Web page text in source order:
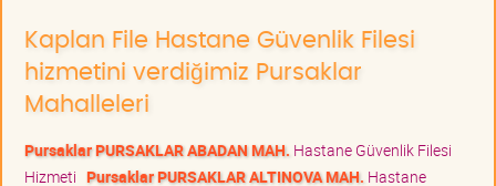
Kaplan File Hastane Güvenlik Filesi
hizmetini verdiğimiz Pursaklar
Mahalleleri
Pursaklar PURSAKLAR ABADAN MAH. Hastane Güvenlik Filesi
Hizmeti Pursaklar PURSAKLAR ALTINOVA MAH. Hastane